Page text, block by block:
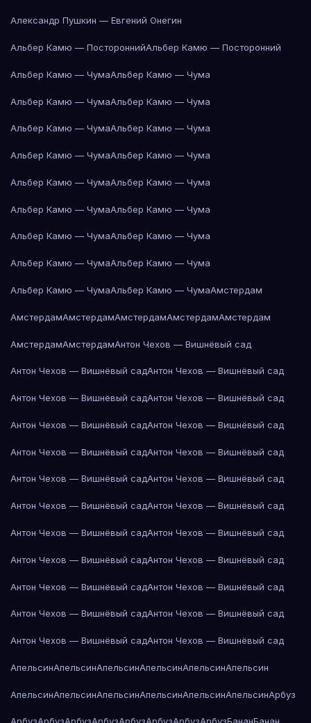
Александр Пушкин — Евгений Онегин
Альбер Камю — ПостороннийАльбер Камю — Посторонний
Альбер Камю — ЧумаАльбер Камю — Чума
Альбер Камю — ЧумаАльбер Камю — Чума
Альбер Камю — ЧумаАльбер Камю — Чума
Альбер Камю — ЧумаАльбер Камю — Чума
Альбер Камю — ЧумаАльбер Камю — Чума
Альбер Камю — ЧумаАльбер Камю — Чума
Альбер Камю — ЧумаАльбер Камю — Чума
Альбер Камю — ЧумаАльбер Камю — Чума
Альбер Камю — ЧумаАльбер Камю — ЧумаАмстердам
АмстердамАмстердамАмстердамАмстердамАмстердам
АмстердамАмстердамАнтон Чехов — Вишнёвый сад
Антон Чехов — Вишнёвый садАнтон Чехов — Вишнёвый сад
Антон Чехов — Вишнёвый садАнтон Чехов — Вишнёвый сад
Антон Чехов — Вишнёвый садАнтон Чехов — Вишнёвый сад
Антон Чехов — Вишнёвый садАнтон Чехов — Вишнёвый сад
Антон Чехов — Вишнёвый садАнтон Чехов — Вишнёвый сад
Антон Чехов — Вишнёвый садАнтон Чехов — Вишнёвый сад
Антон Чехов — Вишнёвый садАнтон Чехов — Вишнёвый сад
Антон Чехов — Вишнёвый садАнтон Чехов — Вишнёвый сад
Антон Чехов — Вишнёвый садАнтон Чехов — Вишнёвый сад
Антон Чехов — Вишнёвый садАнтон Чехов — Вишнёвый сад
Антон Чехов — Вишнёвый садАнтон Чехов — Вишнёвый сад
АпельсинАпельсинАпельсинАпельсинАпельсинАпельсин
АпельсинАпельсинАпельсинАпельсинАпельсинАпельсинАрбуз